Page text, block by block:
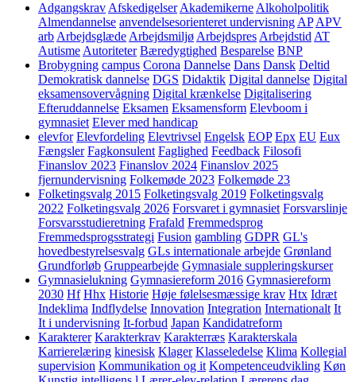
Adgangskrav Afskedigelser Akademikerne Alkoholpolitik
Almendannelse anvendelsesorienteret undervisning AP APV
arb Arbejdsglæde Arbejdsmiljø Arbejdspres Arbejdstid AT
Autisme Autoriteter Bæredygtighed Besparelse BNP
Brobygning campus Corona Dannelse Dans Dansk Deltid
Demokratisk dannelse DGS Didaktik Digital dannelse Digital
eksamensovervågning Digital krænkelse Digitalisering
Efteruddannelse Eksamen Eksamensform Elevboom i
gymnasiet Elever med handicap
elevfor Elevfordeling Elevtrivsel Engelsk EOP Epx EU Eux
Fængsler Fagkonsulent Faglighed Feedback Filosofi
Finanslov 2023 Finanslov 2024 Finanslov 2025
fjernundervisning Folkemøde 2023 Folkemøde 23
Folketingsvalg 2015 Folketingsvalg 2019 Folketingsvalg
2022 Folketingsvalg 2026 Forsvaret i gymnasiet Forsvarslinje
Forsvarsstudieretning Frafald Fremmedsprog
Fremmedsprogsstrategi Fusion gambling GDPR GL's
hovedbestyrelsesvalg GLs internationale arbejde Grønland
Grundforløb Gruppearbejde Gymnasiale suppleringskurser
Gymnasielukning Gymnasiereform 2016 Gymnasiereform
2030 Hf Hhx Historie Høje følelsesmæssige krav Htx Idræt
Indeklima Indflydelse Innovation Integration Internationalt It
It i undervisning It-forbud Japan Kandidatreform
Karakterer Karakterkrav Karakterræs Karakterskala
Karrierelæring kinesisk Klager Klasseledelse Klima Kollegial
supervision Kommunikation og it Kompetenceudvikling Køn